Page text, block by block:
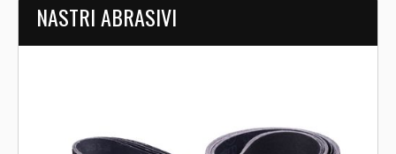
NASTRI ABRASIVI